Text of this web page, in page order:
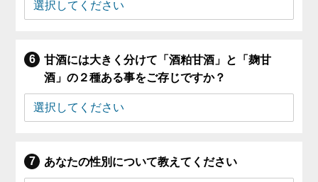
甘酒には大きく分けて「酒粕甘酒」と「麹甘
酒」の２種ある事をご存じですか？
あなたの性別について教えてください